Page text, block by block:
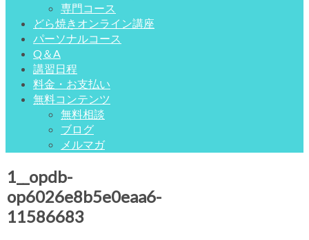
専門コース
どら焼きオンライン講座
パーソナルコース
Q＆A
講習日程
料金・お支払い
無料コンテンツ
無料相談
ブログ
メルマガ
1__opdb-
op6026e8b5e0eaa6-
11586683